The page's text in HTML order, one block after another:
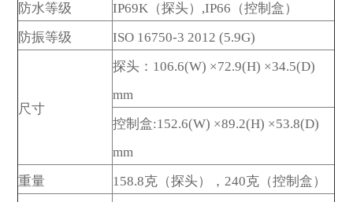
防水等级
IP69K（探头）,IP66（控制盒）
防振等级
ISO 16750-3 2012 (5.9G)
尺寸
探头：106.6(W) ×72.9(H) ×34.5(D)
mm
控制盒:152.6(W) ×89.2(H) ×53.8(D)
mm
重量
158.8克（探头），240克（控制盒）